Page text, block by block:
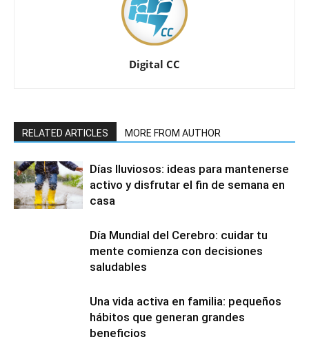
Digital CC
RELATED ARTICLES MORE FROM AUTHOR
Días lluviosos: ideas para mantenerse
activo y disfrutar el fin de semana en
casa
Día Mundial del Cerebro: cuidar tu
mente comienza con decisiones
saludables
Una vida activa en familia: pequeños
hábitos que generan grandes
beneficios